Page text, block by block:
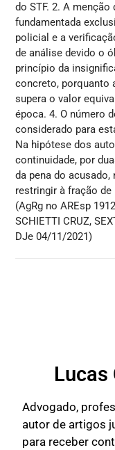
do STF. 2. A
fundamentada
policial e a
de análise devido o
princípio da
concreto, porquanto
supera o valor
época. 4. O número
considerado para
Na hipótese dos
continuidade, por
da pena do
restringir à fração
(AgRg no AREsp
SCHIETTI CRUZ,
DJe 04/11/2021)
Lucas
Advogado,
autor de artigos
para receber